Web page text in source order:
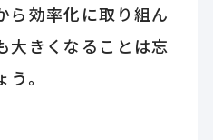
ら効率化に取り組ん
大きくなることは忘
。